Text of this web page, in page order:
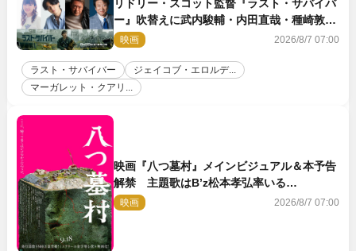
リドリー・スコット監督『ラスト・サバイバ
ー』吹替えに武内駿輔・内田直哉・種崎敦
美・井上和彦ら豪華声優陣が集結！
映画 2026/8/7 07:00
ラスト・サバイバー
ジェイコブ・エロルデ...
マーガレット・クアリ...
映画『八つ墓村』メインビジュアル＆本予告
解禁 主題歌はB’z松本孝弘率いる
TMG「DOOM」に決定
映画 2026/8/7 07:00